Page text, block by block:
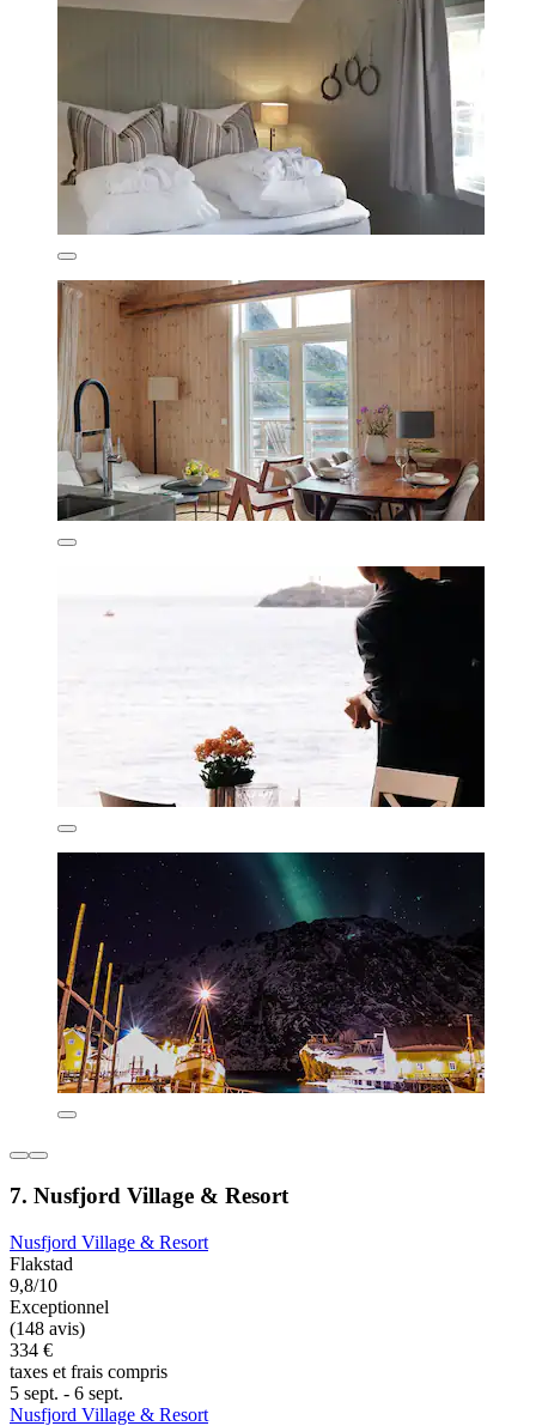
7. Nusfjord Village & Resort
Nusfjord Village & Resort
Flakstad
9,8/10
Exceptionnel
(148 avis)
334 €
taxes et frais compris
5 sept. - 6 sept.
Nusfjord Village & Resort